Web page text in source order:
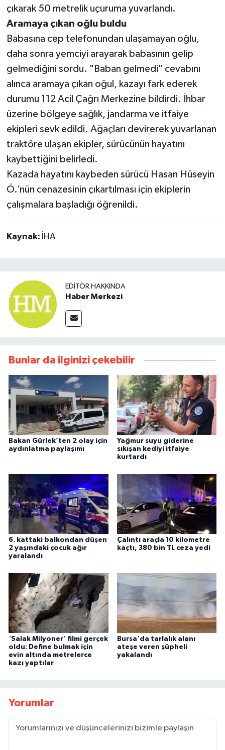
çıkarak 50 metrelik uçuruma yuvarlandı.
Aramaya çıkan oğlu buldu
Babasına cep telefonundan ulaşamayan oğlu,
daha sonra yemciyi arayarak babasının gelip
gelmediğini sordu. "Baban gelmedi" cevabını
alınca aramaya çıkan oğul, kazayı fark ederek
durumu 112 Acil Çağrı Merkezine bildirdi. İhbar
üzerine bölgeye sağlık, jandarma ve itfaiye
ekipleri sevk edildi. Ağaçları devirerek yuvarlanan
traktöre ulaşan ekipler, sürücünün hayatını
kaybettiğini belirledi.
Kazada hayatını kaybeden sürücü Hasan Hüseyin
Ö.’nün cenazesinin çıkartılması için ekiplerin
çalışmalara başladığı öğrenildi.
Kaynak: İHA
EDITÖR HAKKINDA
Haber Merkezi
Bunlar da ilginizi çekebilir
Bakan Gürlek’ten 2 olay için
aydınlatma paylaşımı
Yağmur suyu giderine
sıkışan kediyi itfaiye
kurtardı
6. kattaki balkondan düşen
2 yaşındaki çocuk ağır
yaralandı
Çalıntı araçla 10 kilometre
kaçtı, 380 bin TL ceza yedi
'Salak Milyoner' filmi gerçek
oldu: Define bulmak için
evin altında metrelerce
kazı yaptılar
Bursa'da tarlalık alanı
ateşe veren şüpheli
yakalandı
Yorumlar